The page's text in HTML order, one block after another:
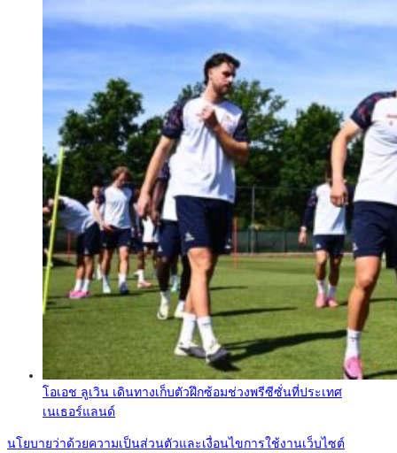
โอเอช ลูเวิน เดินทางเก็บตัวฝึกซ้อมช่วงพรีซีซั่นที่ประเทศ
เนเธอร์แลนด์
นโยบายว่าด้วยความเป็นส่วนตัวและเงื่อนไขการใช้งานเว็บไซต์